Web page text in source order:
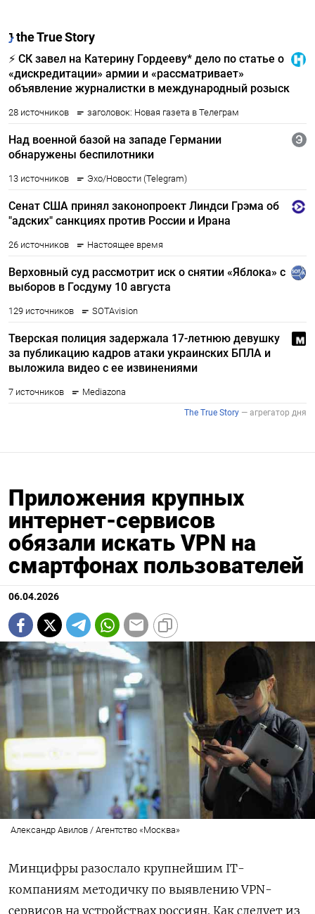
Приложения крупных
интернет-сервисов
обязали искать VPN на
смартфонах пользователей
06.04.2026
Александр Авилов / Агентство «Москва»
Минцифры разослало крупнейшим IT-
компаниям методичку по выявлению VPN-
сервисов на устройствах россиян. Как следует из